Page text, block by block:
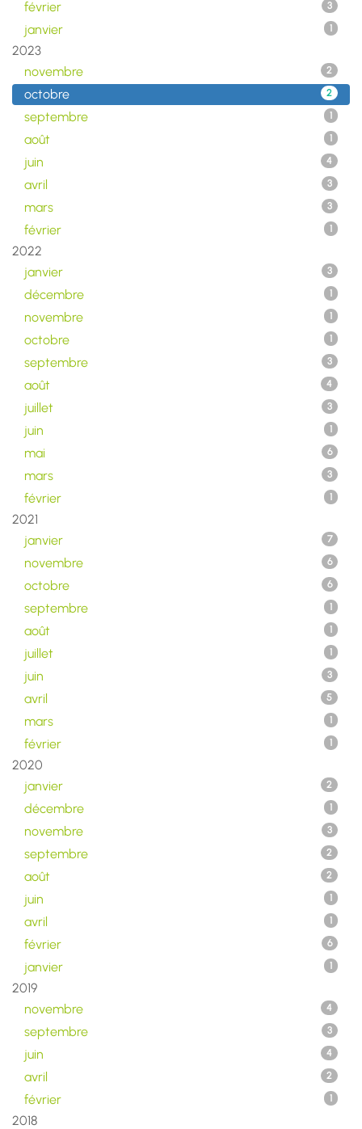
février 3
janvier 1
2023
novembre
2
octobre 2
septembre 1
août 1
juin 4
avril 3
mars 3
février 1
2022
janvier
3
décembre 1
novembre 1
octobre 1
septembre 3
août 4
juillet 3
juin 1
mai 6
mars 3
février 1
2021
janvier
7
novembre 6
octobre 6
septembre 1
août 1
juillet 1
juin 3
avril 5
mars 1
février 1
2020
janvier
2
décembre 1
novembre 3
septembre 2
août 2
juin 1
avril 1
février 6
janvier 1
2019
novembre
4
septembre 3
juin 4
avril 2
février 1
2018